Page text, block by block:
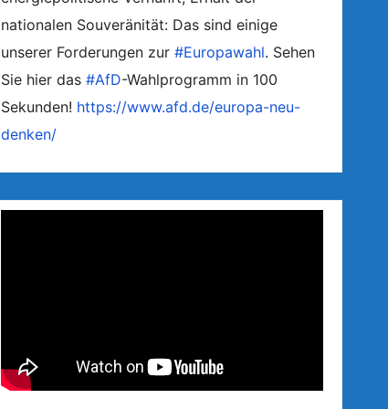
nationalen Souveränität: Das sind einige
unserer Forderungen zur#Europawahl. Sehen
Sie hier das#AfD-Wahlprogramm in 100
Sekunden! https://www.afd.de/europa-neu-
denken/